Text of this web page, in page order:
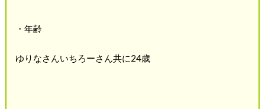
・年齢
ゆりなさんいちろーさん共に24歳